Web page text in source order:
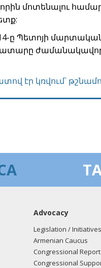
մոտենալու
ը Պետոյի
էր կռվում`
Advocacy
Legislation / Initiatives
Armenian Caucus
Congressional
Congressional